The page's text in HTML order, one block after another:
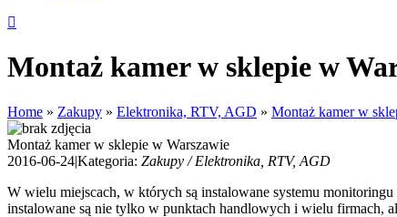
Montaż kamer w sklepie w
Home » Zakupy » Elektronika, RTV, AGD » Montaż kamer w
Montaż kamer w sklepie w Warszawie
2016-06-24|Kategoria: Zakupy / Elektronika, RTV, AGD
W wielu miejscach, w których są instalowane systemu
instalowane są nie tylko w punktach handlowych i wielu firmach,